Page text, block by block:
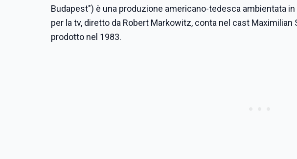
Budapest") è una produzione americano-tedesca ambientata
per la tv, diretto da Robert Markowitz, conta nel cast Maximilian
prodotto nel 1983.